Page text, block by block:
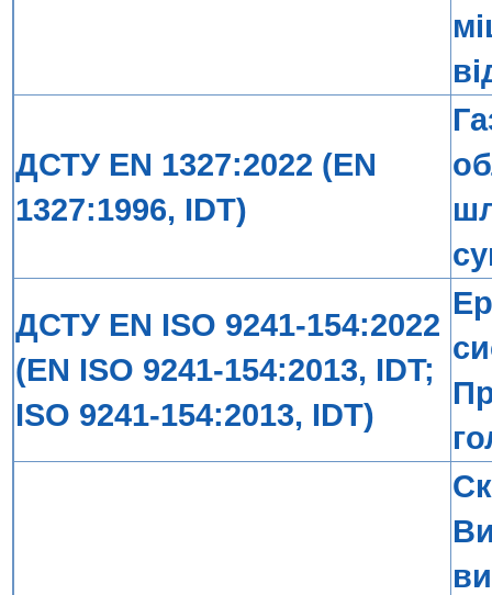
ДСТУ EN 1327:2022 (EN
1327:1996, IDT)
ДСТУ EN ISO 9241-154:2022
(EN ISO 9241-154:2013, IDT;
ISO 9241-154:2013, IDT)